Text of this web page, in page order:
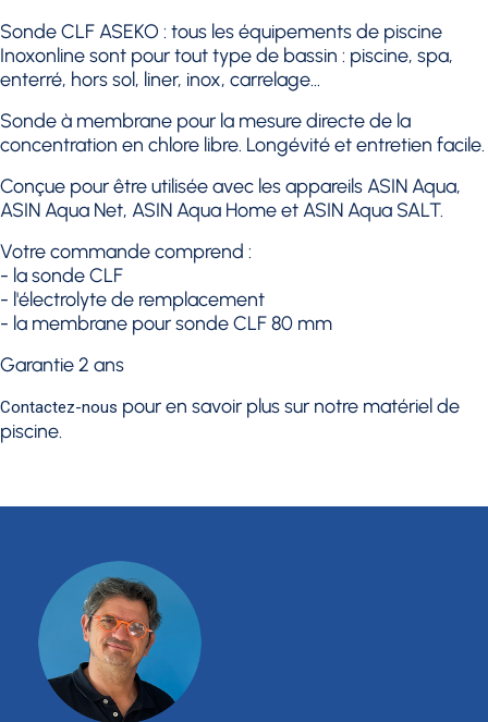
Sonde CLF ASEKO : tous les équipements de piscine
Inoxonline sont pour tout type de bassin : piscine, spa,
enterré, hors sol, liner, inox, carrelage...
Sonde à membrane pour la mesure directe de la
concentration en chlore libre. Longévité et entretien facile.
Conçue pour être utilisée avec les appareils ASIN Aqua,
ASIN Aqua Net, ASIN Aqua Home et ASIN Aqua SALT.
Votre commande comprend :
- la sonde CLF
- l'électrolyte de remplacement
- la membrane pour sonde CLF 80 mm
Garantie 2 ans
Contactez-nous pour en savoir plus sur notre matériel de
piscine.